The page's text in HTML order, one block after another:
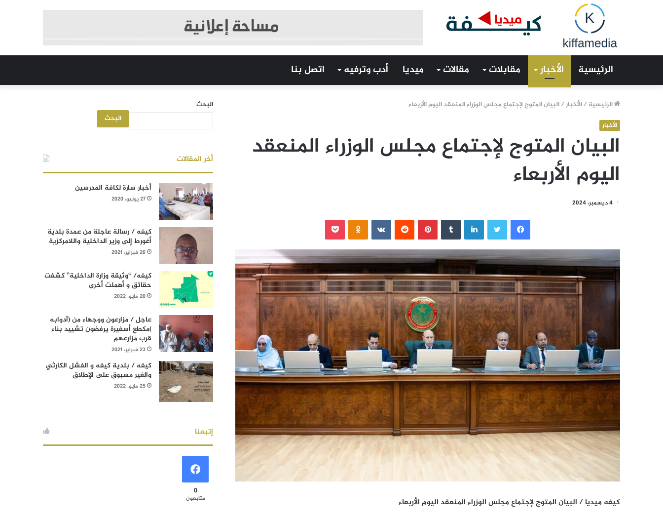
الرئيسية الأخبار مقابلات مقالات ميديا أدب وترفيه اتصل بنا
الرئيسية /الأخبار/البيان المتوج لإجتماع مجلس الوزراء المنعقد اليوم الأربعاء
الأخبار
البيان المتوج لإجتماع مجلس الوزراء المنعقد
اليوم الأربعاء
4 ديسمبر، 2024
فيسبوك لينكدإن بينتيريست
كيفه ميديا / البيان المتوج لإجتماع مجلس الوزراء المنعقد اليوم الأربعاء
البحث
البحث
أخر المقالات
أخبار سارة لكافة المدرسين
27 يونيو، 2020
كيفه / رسالة عاجلة من عمدة بلدية
أغورط إلى وزير الداخلية واللامركزية
26 فبراير، 2021
كيفه/ “وثيقة وزارة الداخلية” كشفت
حقائق و أهملت أخرى
20 مايو، 2022
عاجل / مزارعون ووجهاء من (آدوابه
)مكطع أسفيرة يرفضون تشييد بناء
قرب مزارعهم
23 فبراير، 2021
كيفه / بلدية كيفه و الفشل الكارثي
والغير مسبوق على الإطلاق
25 مايو، 2022
إتبعنا
0
متابعون